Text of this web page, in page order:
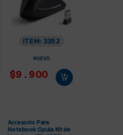
ITEM: 3352
NUEVO
$9.900
Accesorio Para
Notebook Opula Kit de